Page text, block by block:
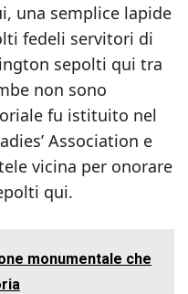
una semplice lapide
fedeli servitori di
sepolti qui tra
non sono
fu istituito nel
Association e
vicina per onorare
qui.
monumentale che